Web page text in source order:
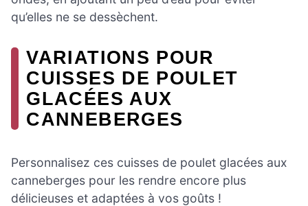
qu’elles ne se dessèchent.
VARIATIONS POUR
CUISSES DE POULET
GLACÉES AUX
CANNEBERGES
Personnalisez ces cuisses de poulet glacées aux
canneberges pour les rendre encore plus
délicieuses et adaptées à vos goûts !